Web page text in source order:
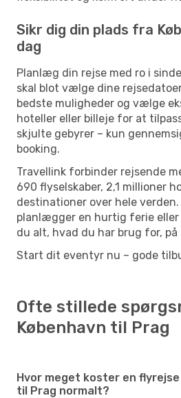
Sikr dig din plads fra
dag
Planlæg din rejse med ro i
skal blot vælge dine
bedste muligheder og vælge
hoteller eller billeje for at
skjulte gebyrer – kun
booking.
Travellink forbinder rejsende
690 flyselskaber, 2,1 millioner
destinationer over hele
planlægger en hurtig ferie eller
du alt, hvad du har brug for, på
Start dit eventyr nu – gode
Ofte stillede
København til Prag
Hvor meget koster en
til Prag normalt?